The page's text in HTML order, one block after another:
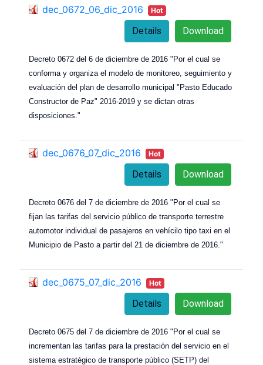
dec_0672_06_dic_2016 Hot
Download
Details
Decreto 0672 del 6 de diciembre de 2016 "Por el cual se
conforma y organiza el modelo de monitoreo, seguimiento y
evaluación del plan de desarrollo municipal "Pasto Educado
Constructor de Paz" 2016-2019 y se dictan otras
disposiciones."
dec_0676_07_dic_2016 Hot
Download
Details
Decreto 0676 del 7 de diciembre de 2016 "Por el cual se
fijan las tarifas del servicio público de transporte terrestre
automotor individual de pasajeros en vehícilo tipo taxi en el
Municipio de Pasto a partir del 21 de diciembre de 2016."
dec_0675_07_dic_2016 Hot
Download
Details
Decreto 0675 del 7 de diciembre de 2016 "Por el cual se
incrementan las tarifas para la prestación del servicio en el
sistema estratégico de transporte público (SETP) del